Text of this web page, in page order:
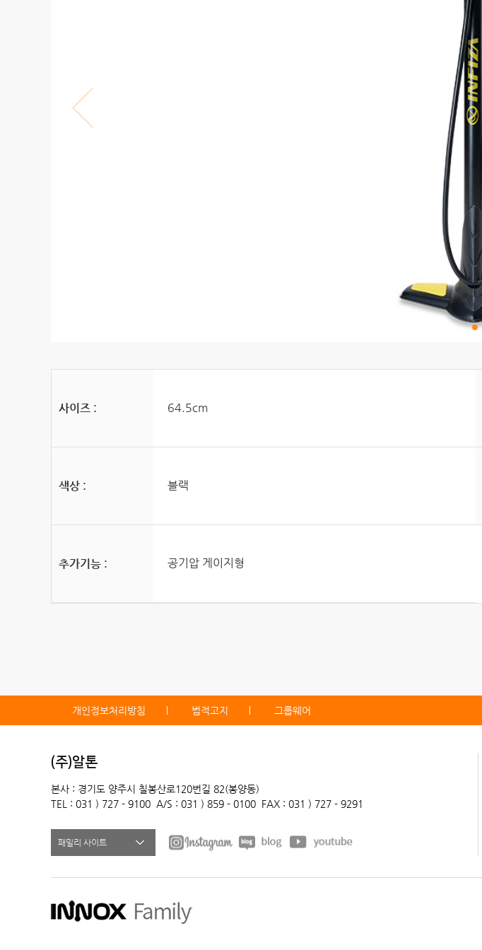
사이즈 : 64.5cm
색상 : 블랙
추가기능 : 공기압 게이지형
개인정보처리방침 법적고지 그룹웨어
(주)알톤
본사 : 경기도 양주시 칠봉산로120번길 82(봉양동)
TEL : 031 ) 727 - 9100 A/S : 031 ) 859 - 0100 FAX : 031 ) 727 - 9291
패밀리 사이트